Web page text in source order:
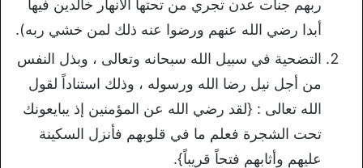
ربهم جنات عدن تجري من تحتها الأنهار خالدين فيها
أبدا رضي الله عنهم ورضوا عنه ذلك لمن خشي ربه).
التضحية في سبيل الله سبحانه وتعالى ، وبذل النفس
من أجل نيل رضا الله ورسوله ، وذلك استناداً لقول
الله تعالى : {لقد رضي الله عن المؤمنين إذ يبايعونك
تحت الشجرة فعلم ما في قلوبهم فأنزل السكينة
عليهم وأثابهم فتحاً قريباً}.